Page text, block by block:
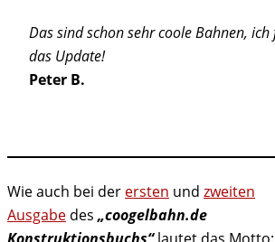
Das sind schon sehr coole Bahnen,
das Update!
Peter B.
Wie auch bei der ersten und zweiten
Ausgabe des „coogelbahn.de